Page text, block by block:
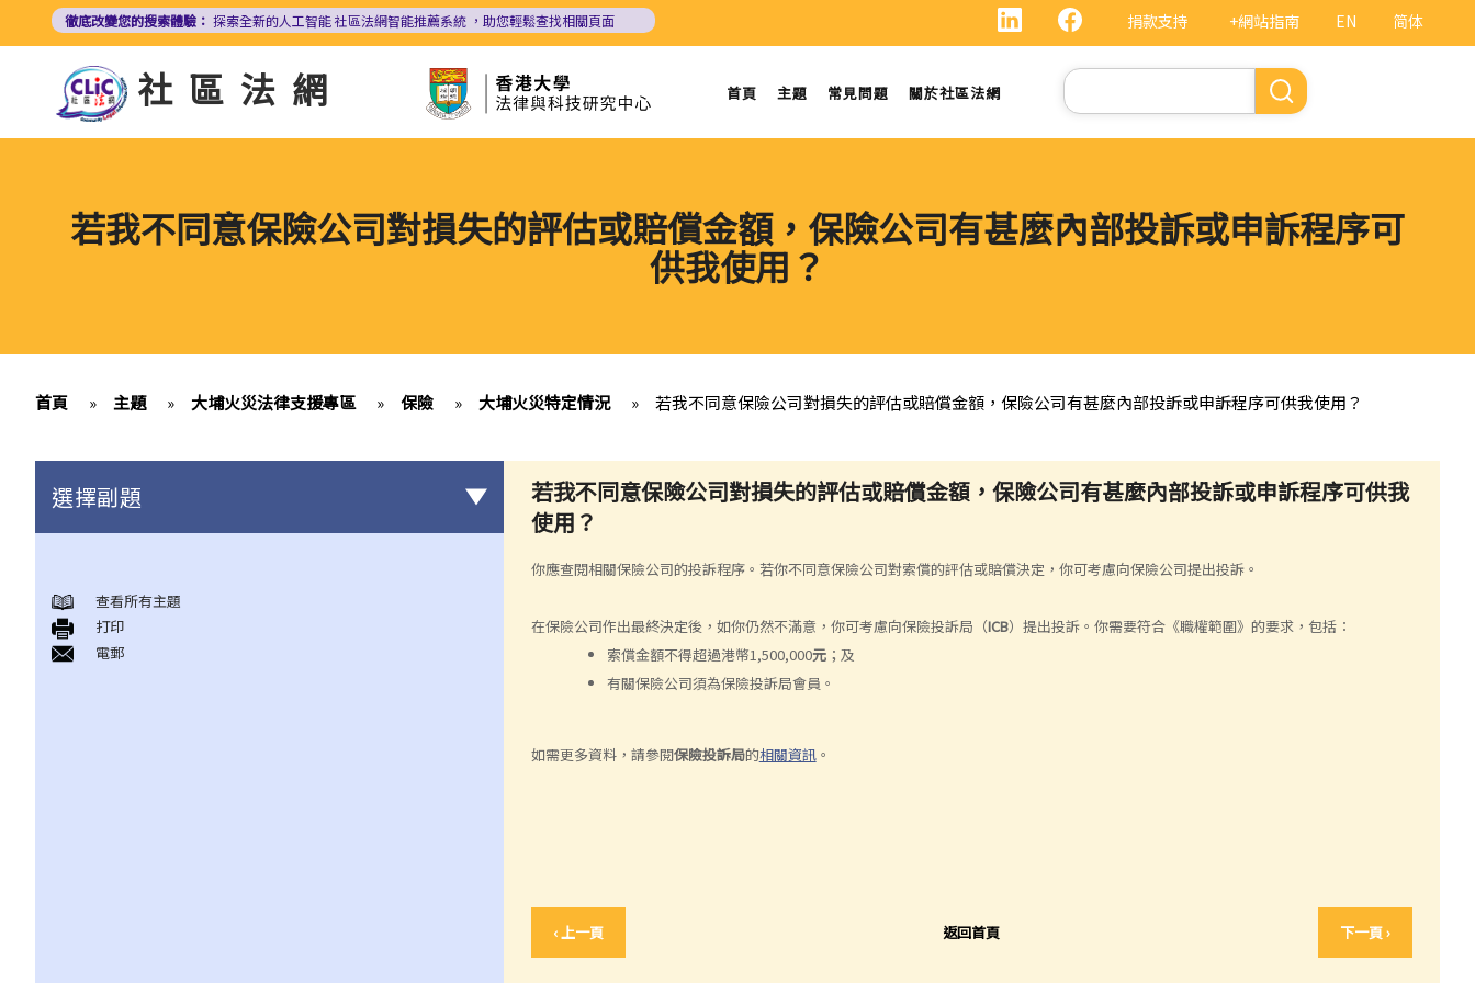
EN 简体
捐款支持 +網站指南
徹底改變您的搜索體驗： 探索全新的人工智能社區法網智能推薦系統 ，助您輕鬆查找相關頁面
社區法網 首頁 主題 常見問題 關於社區法網
Search
若我不同意保險公司對損失的評估或賠償金額，保險公司有甚麼內部投訴或申訴程序可
供我使用？
首頁 » 主題 » 大埔火災法律支援專區 » 保險 » 大埔火災特定情況 » 若我不同意保險公司對損失的評估或賠償金額，保險公司有甚麼內部投訴或申訴程序可供我使用？
若我不同意保險公司對損失的評估或賠償金額，保險公司有甚麼內部投訴或申訴程序可供我
使用？
你應查閱相關保險公司的投訴程序。若你不同意保險公司對索償的評估或賠償決定，你可考慮向保險公司提出投訴。
在保險公司作出最終決定後，如你仍然不滿意，你可考慮向保險投訴局（ICB）提出投訴。你需要符合《職權範圍》的要求，包括：
索償金額不得超過港幣1,500,000元；及
有關保險公司須為保險投訴局會員。
如需更多資料，請參閱保險投訴局的相關資訊。
‹ 上一頁 返回首頁 下一頁 ›
選擇副題
A. 火葬
B. 骨灰安置所（靈灰安置所）
C. 土葬
查看所有主題
打印
電郵